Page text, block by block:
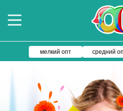
мелкий опт
средний